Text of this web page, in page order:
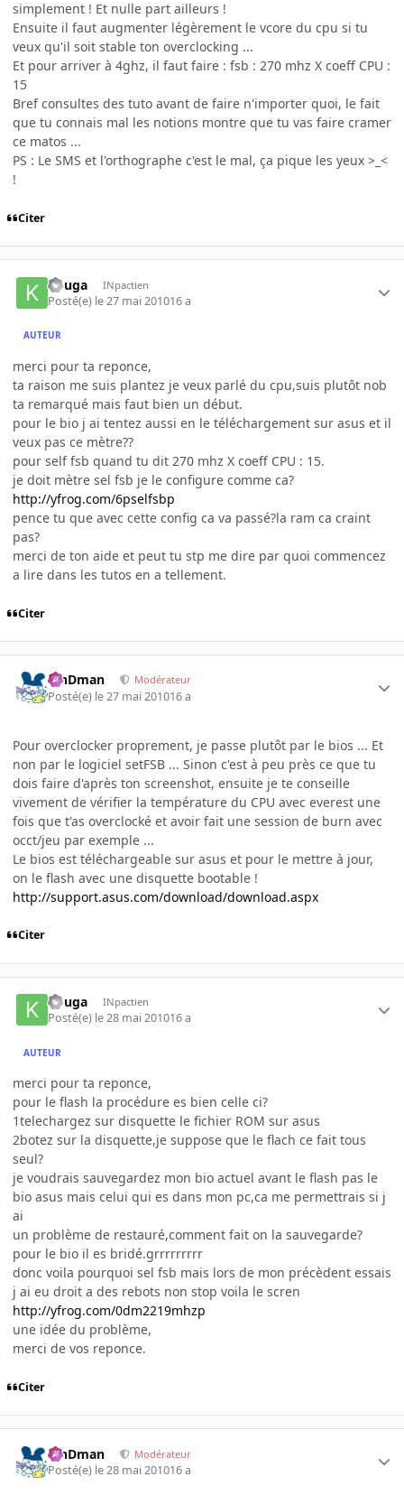
simplement ! Et nulle part ailleurs !
Ensuite il faut augmenter légèrement le vcore du cpu si tu
veux qu'il soit stable ton overclocking ...
Et pour arriver à 4ghz, il faut faire : fsb : 270 mhz X coeff CPU :
15
Bref consultes des tuto avant de faire n'importer quoi, le fait
que tu connais mal les notions montre que tu vas faire cramer
ce matos ...
PS : Le SMS et l'orthographe c'est le mal, ça pique les yeux >_<
!
Citer
kouga INpactien
Posté(e) le 27 mai 201016 a
AUTEUR
merci pour ta reponce,
ta raison me suis plantez je veux parlé du cpu,suis plutôt nob
ta remarqué mais faut bien un début.
pour le bio j ai tentez aussi en le téléchargement sur asus et il
veux pas ce mètre??
pour self fsb quand tu dit 270 mhz X coeff CPU : 15.
je doit mètre sel fsb je le configure comme ca?
http://yfrog.com/6pselfsbp
pence tu que avec cette config ca va passé?la ram ca craint
pas?
merci de ton aide et peut tu stp me dire par quoi commencez
a lire dans les tutos en a tellement.
Citer
RinDman Modérateur
Posté(e) le 27 mai 201016 a
Pour overclocker proprement, je passe plutôt par le bios ... Et
non par le logiciel setFSB ... Sinon c'est à peu près ce que tu
dois faire d'après ton screenshot, ensuite je te conseille
vivement de vérifier la température du CPU avec everest une
fois que t'as overclocké et avoir fait une session de burn avec
occt/jeu par exemple ...
Le bios est téléchargeable sur asus et pour le mettre à jour,
on le flash avec une disquette bootable !
http://support.asus.com/download/download.aspx
Citer
kouga INpactien
Posté(e) le 28 mai 201016 a
AUTEUR
merci pour ta reponce,
pour le flash la procédure es bien celle ci?
1telechargez sur disquette le fichier ROM sur asus
2botez sur la disquette,je suppose que le flach ce fait tous
seul?
je voudrais sauvegardez mon bio actuel avant le flash pas le
bio asus mais celui qui es dans mon pc,ca me permettrais si j
ai
un problème de restauré,comment fait on la sauvegarde?
pour le bio il es bridé.grrrrrrrrr
donc voila pourquoi sel fsb mais lors de mon précèdent essais
j ai eu droit a des rebots non stop voila le scren
http://yfrog.com/0dm2219mhzp
une idée du problème,
merci de vos reponce.
Citer
RinDman Modérateur
Posté(e) le 28 mai 201016 a